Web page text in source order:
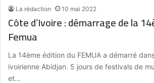
La rédaction 10 mai 2022
Côte d’Ivoire : démarrage de la
Femua
La 14ème édition du FEMUA a démarré
ivoirienne Abidjan. 5 jours de festivals de
et…